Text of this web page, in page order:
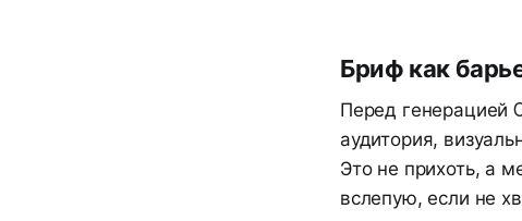
Бриф как
Перед генерацией
аудитория,
Это не прихоть, а
вслепую, если не